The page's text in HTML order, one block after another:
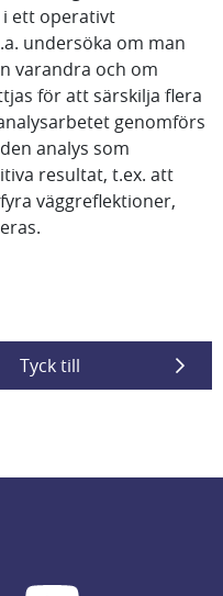
ett operativt
undersöka om man
varandra och om
för att särskilja flera
genomförs
analys som
resultat, t.ex. att
väggreflektioner,
Tyck till